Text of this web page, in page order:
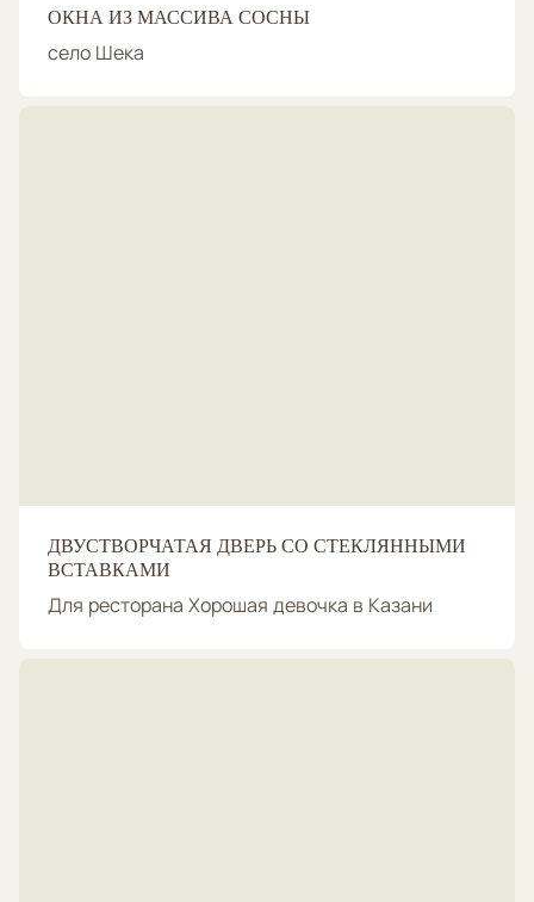
ОКНА ИЗ МАССИВА СОСНЫ
село Шека
ДВУСТВОРЧАТАЯ ДВЕРЬ СО СТЕКЛЯННЫМИ
ВСТАВКАМИ
Для ресторана Хорошая девочка в Казани